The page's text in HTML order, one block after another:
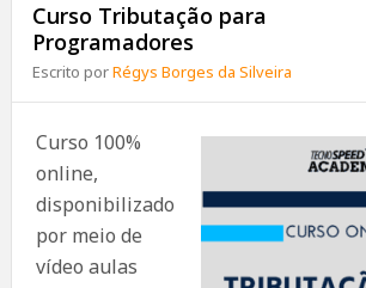
Curso Tributação para
Programadores
Escrito porRégys Borges da Silveira
Curso 100%
online,
disponibilizado
por meio de
vídeo aulas